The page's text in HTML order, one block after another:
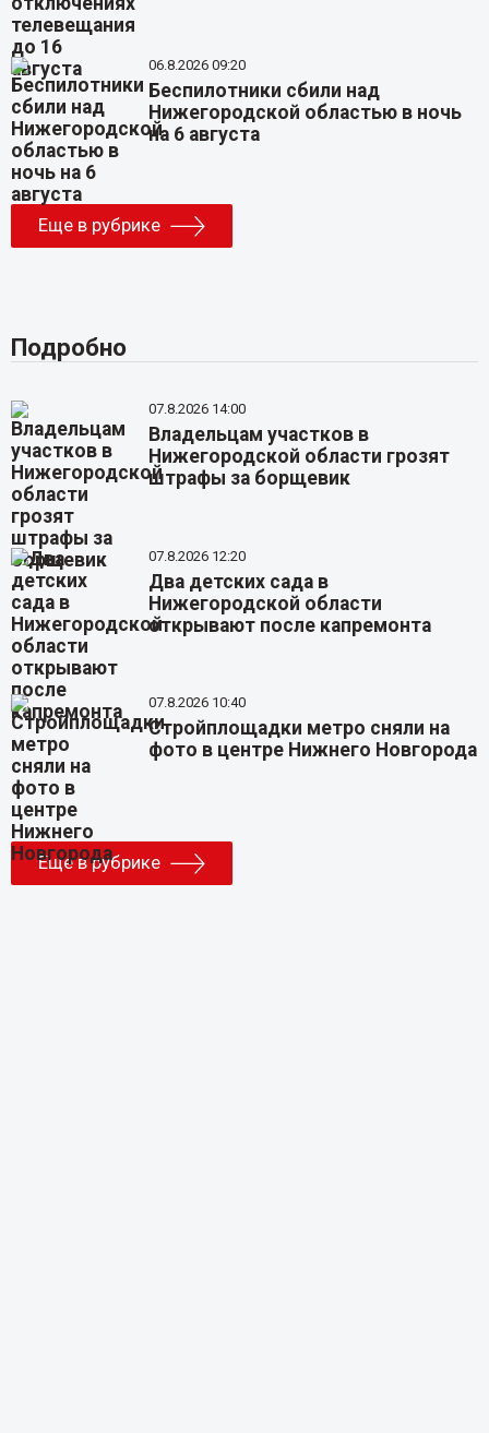
06.8.2026 09:20
Беспилотники сбили над
Нижегородской областью в ночь
на 6 августа
Еще в рубрике
Подробно
07.8.2026 14:00
Владельцам участков в
Нижегородской области грозят
штрафы за борщевик
07.8.2026 12:20
Два детских сада в
Нижегородской области
открывают после капремонта
07.8.2026 10:40
Стройплощадки метро сняли на
фото в центре Нижнего Новгорода
Еще в рубрике